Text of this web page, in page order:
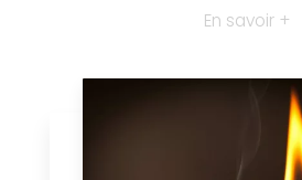
En savoir +